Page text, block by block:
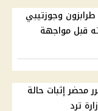
وجوزتيبي
قبل مواجهة
تحرر محضر إثبات حالة
ترد